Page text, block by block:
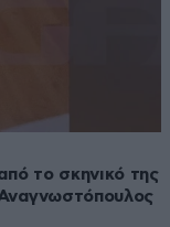
το σκηνικό της